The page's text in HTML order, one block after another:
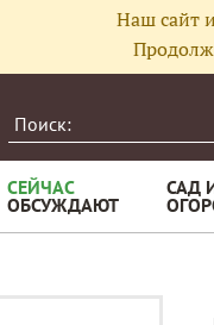
Наш сайт
СЕЙЧАС
ОБСУЖДАЮТ
САД